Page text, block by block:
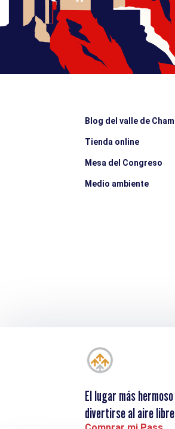
Blog del valle de
Tienda online
Mesa del Congreso
Medio ambiente
El lugar más
divertirse al aire libre